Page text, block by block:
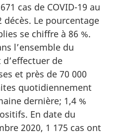
cas de COVID-19 au
décès. Le pourcentage
se chiffre à 86 %.
l’ensemble du
de
et près de 70 000
quotidiennement
dernière; 1,4 %
En date du
2020, 1 175 cas ont